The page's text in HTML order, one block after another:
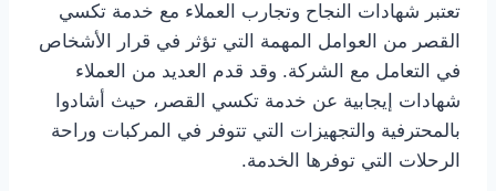
تعتبر شهادات النجاح وتجارب العملاء مع خدمة تكسي
القصر من العوامل المهمة التي تؤثر في قرار الأشخاص
في التعامل مع الشركة. وقد قدم العديد من العملاء
شهادات إيجابية عن خدمة تكسي القصر، حيث أشادوا
بالمحترفية والتجهيزات التي تتوفر في المركبات وراحة
الرحلات التي توفرها الخدمة.